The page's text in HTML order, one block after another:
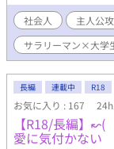
で大事な会議を控
渡して先を急いだ
のは──。 なにかと
が攻めポジです。
ブホえっちあり。
ん。ご容赦願いま
す。Ｈ描写の事前
ていますが、いつ
10回BL小説大賞
誠にありがとうご
社会人 主人公
サラリーマン×大学
長編 連載中 R18
お気に入り : 167
【R18/長編】
愛に気付かない